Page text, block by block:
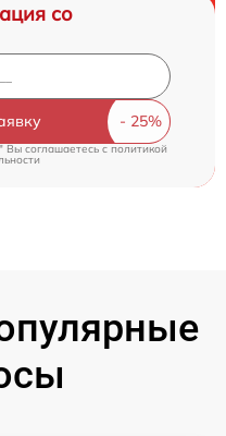
со
Вы соглашаетесь cполитикой